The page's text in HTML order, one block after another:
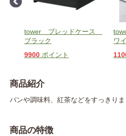
tower ブレッドケース
ブラック
9900 ポイント
ワ
商品紹介
パンや調味料、紅茶などをすっきりま
商品の特徴